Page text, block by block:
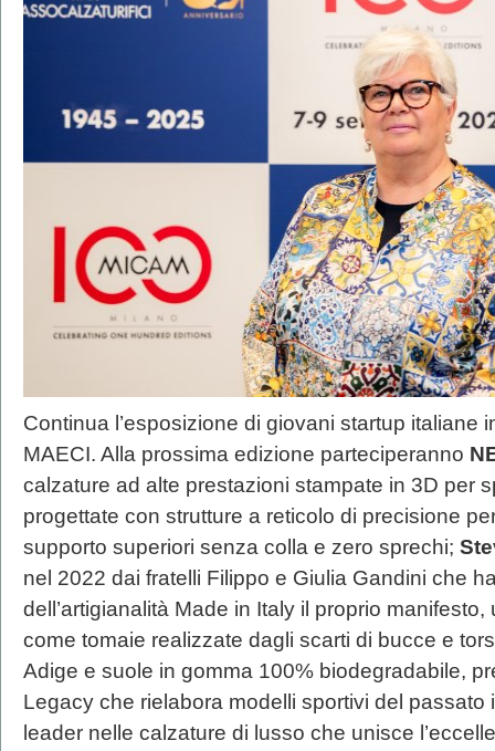
Continua l’esposizione di giovani startup italiane
MAECI. Alla prossima edizione parteciperanno
calzature ad alte prestazioni stampate in 3D per
progettate con strutture a reticolo di precisione
supporto superiori senza colla e zero sprechi;
nel 2022 dai fratelli Filippo e Giulia Gandini che
dell’artigianalità Made in Italy il proprio
come tomaie realizzate dagli scarti di bucce e
Adige e suole in gomma 100% biodegradabile,
Legacy che rielabora modelli sportivi del
leader nelle calzature di lusso che unisce